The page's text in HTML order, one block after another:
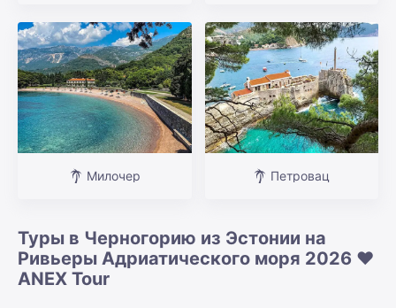
Милочер Петровац
Туры в Черногорию из Эстонии на
Ривьеры Адриатического моря 2026 ❤️
ANEX Tour